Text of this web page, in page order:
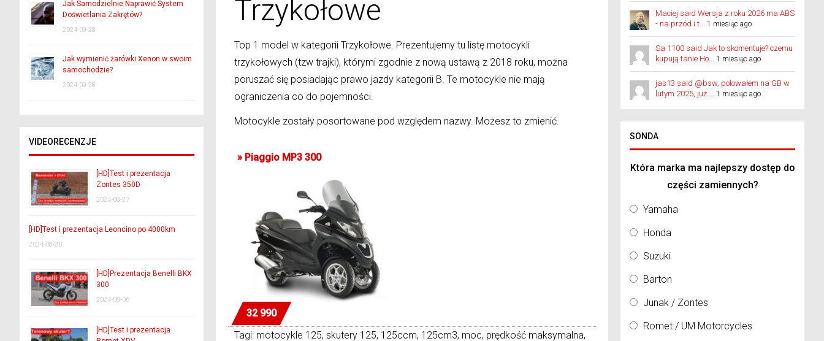
Trzykołowe
Top 1 model w kategorii Trzykołowe. Prezentujemy tu listę motocykli
trzykołowych (tzw trajki), którymi zgodnie z nową ustawą z 2018 roku, można
poruszać się posiadając prawo jazdy kategorii B. Te motocykle nie mają
ograniczenia co do pojemności.
Motocykle zostały posortowane pod względem nazwy. Możesz to zmienić.
» Piaggio MP3 300
32 990
Tagi: motocykle 125, skutery 125, 125ccm, 125cm3, moc, prędkość maksymalna,
Jak Samodzielnie Naprawić System
Doświetlania Zakrętów?
2024-09-28
Jak wymienić żarówki Xenon w swoim
samochodzie?
2024-09-28
VIDEORECENZJE
[HD]Test i prezentacja
Zontes 350D
2024-08-27
[HD]Test i prezentacja Leoncino po 4000km
2024-08-20
[HD]Prezentacja Benelli BKX
300
2024-08-06
[HD]Test i prezentacja
Maciej said Wersja z roku 2026 ma ABS
- na przód i t... 1 miesiąc ago
Sa 1100 said Jak to skomentuje? czemu
kupują tanie Ho... 1 miesiąc ago
jas13 said @bsw, polowałem na GB w
lutym 2025, już ... 1 miesiąc ago
SONDA
Która marka ma najlepszy dostęp do
części zamiennych?
Yamaha
Honda
Suzuki
Barton
Junak / Zontes
Romet / UM Motorcycles